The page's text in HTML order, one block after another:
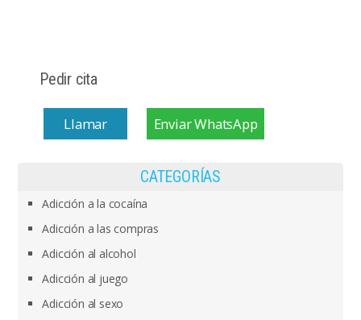
Pedir cita
Llamar Enviar WhatsApp
CATEGORÍAS
Adicción a la cocaína
Adicción a las compras
Adicción al alcohol
Adicción al juego
Adicción al sexo